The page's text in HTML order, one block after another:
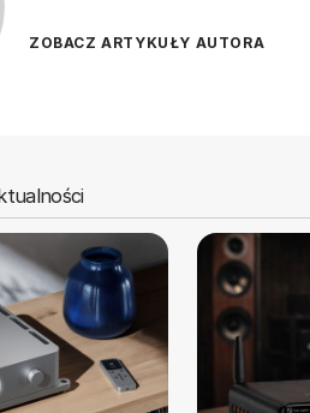
ZOBACZ ARTYKUŁY AUTORA